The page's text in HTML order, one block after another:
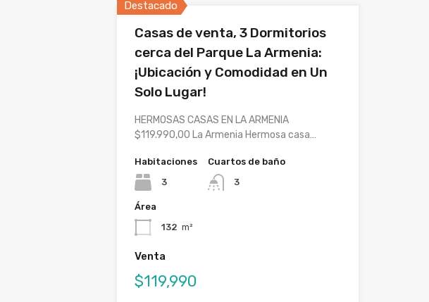
Destacado
Casas de venta, 3 Dormitorios
cerca del Parque La Armenia:
¡Ubicación y Comodidad en Un
Solo Lugar!
HERMOSAS CASAS EN LA ARMENIA
$119.990,00 La Armenia Hermosa casa…
Habitaciones
3
Cuartos de baño
3
Área
132 m²
Venta
$119,990